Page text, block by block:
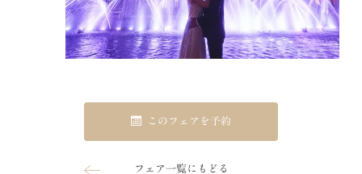
このフェアを予約
フェア一覧にもどる